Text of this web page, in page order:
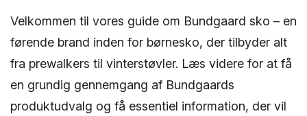
Velkommen til vores guide om Bundgaard sko – en
førende brand inden for børnesko, der tilbyder alt
fra prewalkers til vinterstøvler. Læs videre for at få
en grundig gennemgang af Bundgaards
produktudvalg og få essentiel information, der vil